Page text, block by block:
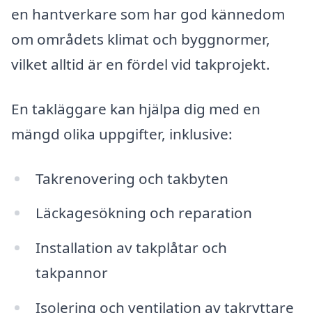
en hantverkare som har god kännedom
om områdets klimat och byggnormer,
vilket alltid är en fördel vid takprojekt.
En takläggare kan hjälpa dig med en
mängd olika uppgifter, inklusive:
Takrenovering och takbyten
Läckagesökning och reparation
Installation av takplåtar och
takpannor
Isolering och ventilation av takryttare